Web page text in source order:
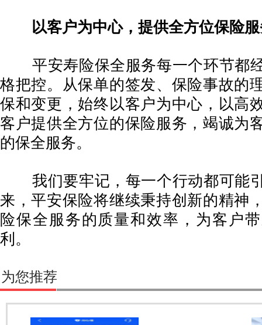
以客户为中心，提供全方位保险
平安寿险保全服务每一个环节都
格把控。从保单的签发、保险事故的
保和变更，始终以客户为中心，以高
客户提供全方位的保险服务，竭诚为
的保全服务。
我们要牢记，每一个行动都可能
来，平安保险将继续秉持创新的精神
险保全服务的质量和效率，为客户
利。
为您推荐